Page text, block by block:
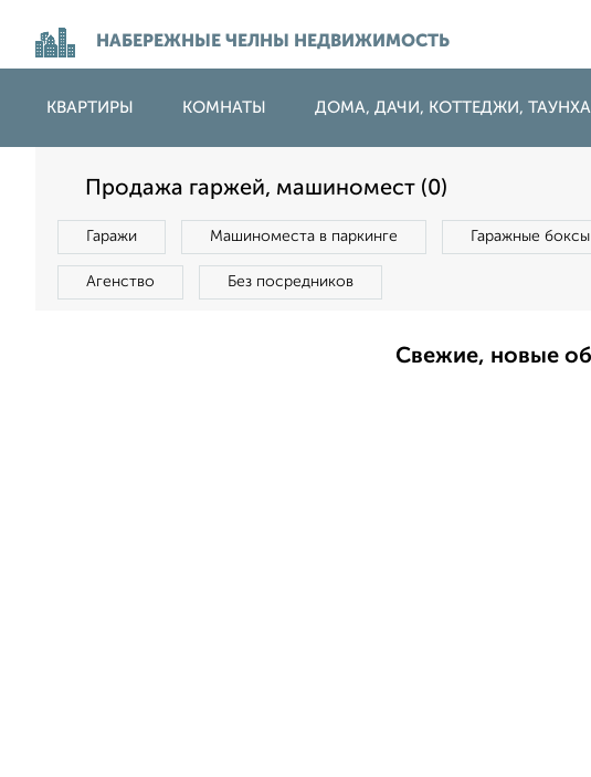
НАБЕРЕЖНЫЕ ЧЕЛНЫ НЕДВИЖИМОСТЬ
КВАРТИРЫ КОМНАТЫ ДОМА, ДАЧИ, КОТТЕДЖИ,
Продажа гаржей, машиномест (0)
Гаражи Машиноместа в паркинге Гаражные боксы
Агенство Без посредников
Свежие, новые